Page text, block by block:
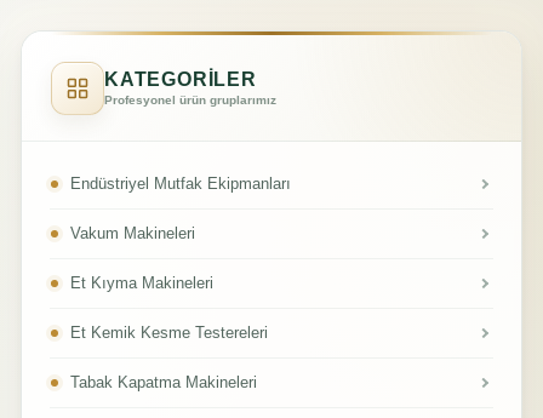
KATEGORİLER
Profesyonel ürün gruplarımız
Endüstriyel Mutfak Ekipmanları
Vakum Makineleri
Et Kıyma Makineleri
Et Kemik Kesme Testereleri
Tabak Kapatma Makineleri